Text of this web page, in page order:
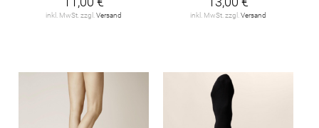
inkl. MwSt. zzgl. Versand inkl. MwSt. zzgl. Versand